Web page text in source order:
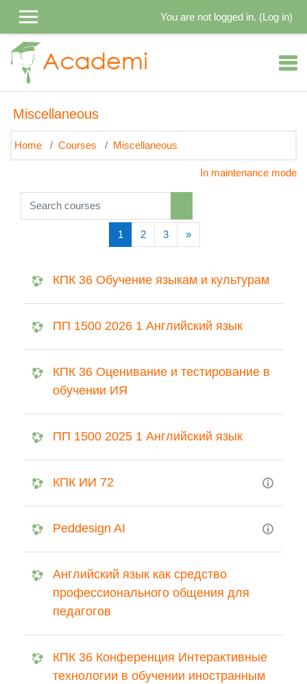
You are not logged in. (Log in)
Miscellaneous
Home Courses Miscellaneous
In maintenance mode
Search courses
Search courses
1 (current)
2 3 »Next
КПК 36 Обучение языкам и культурам
ПП 1500 2026 1 Английский язык
КПК 36 Оценивание и тестирование в
обучении ИЯ
ПП 1500 2025 1 Английский язык
КПК ИИ 72
Peddesign AI
Английский язык как средство
профессионального общения для
педагогов
КПК 36 Конференция Интерактивные
технологии в обучении иностранным